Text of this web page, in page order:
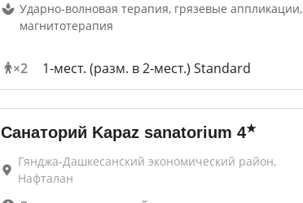
Ударно-волновая терапия, грязевые аппликации,
магнитотерапия
×2 1-мест. (разм. в 2-мест.) Standard
Санаторий Kapaz sanatorium 4★
Гянджа-Дашкесанский экономический район,
Нафталан